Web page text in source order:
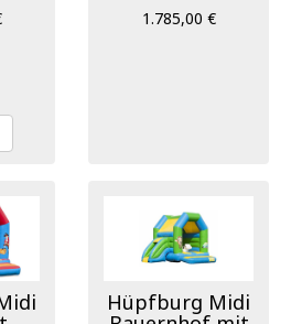
1.785,00 €
Hüpfburg Midi